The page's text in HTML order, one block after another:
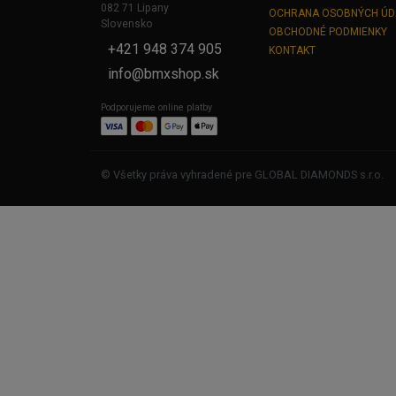
082 71 Lipany
Slovensko
+421 948 374 905
info@bmxshop.sk
Podporujeme online platby
OCHRANA OSOBNÝCH
OBCHODNÉ PODMIENKY
KONTAKT
© Všetky práva vyhradené pre GLOBAL DIAMONDS s.r.o.